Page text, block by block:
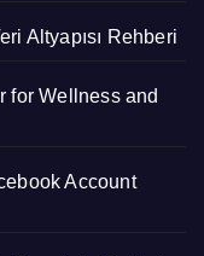
Altyapısı Rehberi
for Wellness and
Account